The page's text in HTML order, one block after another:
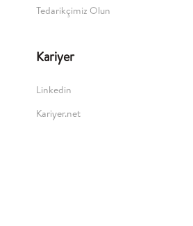
Tedarikçimiz Olun
Kariyer
Linkedin
Kariyer.net